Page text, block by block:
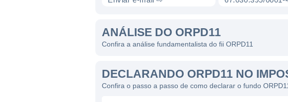
tendências para identificar as melhores
gestora especializada, que tem experiência
O ORPD11 foi estabelecido com a intenção
desenvolvimento. A gestão do fundo está a
ANÁLISE DO ORPD11
Confira a análise fundamentalista do fii ORPD11
DECLARANDO ORPD11 NO
Confira o passo a passo de como declarar o fundo